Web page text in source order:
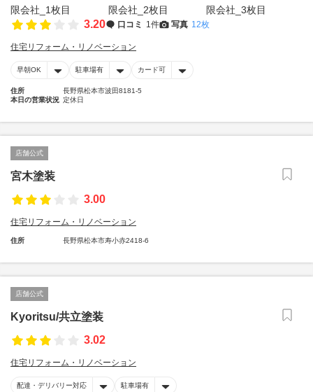
3.20 口コミ 1件 写真 12枚
住宅リフォーム・リノベーション
早朝OK 駐車場有 カード可
住所
長野県松本市波田8181-5
本日の営業状況 定休日
店舗公式
宮木塗装
3.00
住宅リフォーム・リノベーション
住所 長野県松本市寿小赤2418-6
店舗公式
Kyoritsu/共立塗装
3.02
住宅リフォーム・リノベーション
配達・デリバリー対応 駐車場有